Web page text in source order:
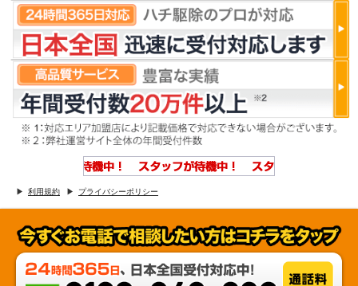
利用規約 プライバシーポリシー